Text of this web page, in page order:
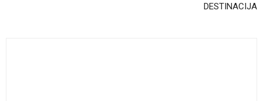
DESTINACIJA